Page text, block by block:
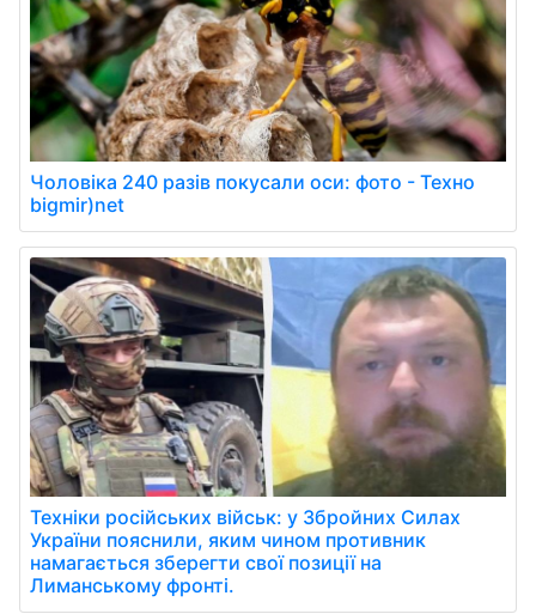
Чоловіка 240 разів покусали оси: фото - Техно
bigmir)net
Техніки російських військ: у Збройних Силах
України пояснили, яким чином противник
намагається зберегти свої позиції на
Лиманському фронті.